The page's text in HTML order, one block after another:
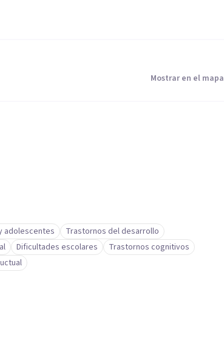
Mostrar en el mapa
adolescentes
Trastornos del desarrollo
Dificultades escolares
Trastornos cognitivos